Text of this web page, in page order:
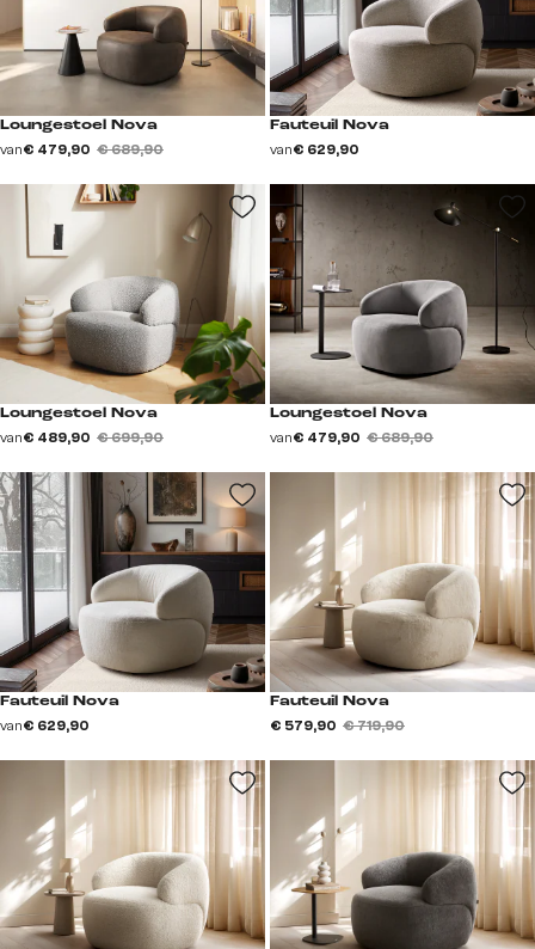
Loungestoel Nova
van€ 479,90 € 689,90
Fauteuil Nova
van€ 629,90
Loungestoel Nova
van€ 489,90 € 699,90
Loungestoel Nova
van€ 479,90 € 689,90
Fauteuil Nova
van€ 629,90
Fauteuil Nova
€ 579,90 € 719,90